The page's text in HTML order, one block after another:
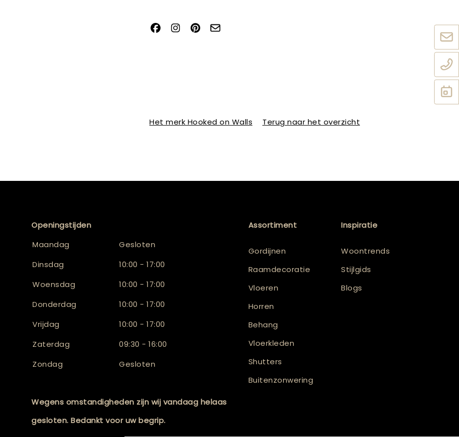
Het merk Hooked on Walls Terug naar het overzicht
Openingstijden
Maandag
Gesloten
Dinsdag
10:00 - 17:00
Woensdag
10:00 - 17:00
Donderdag
10:00 - 17:00
Vrijdag
10:00 - 17:00
Zaterdag
09:30 - 16:00
Zondag
Gesloten
Wegens omstandigheden zijn wij vandaag helaas
gesloten. Bedankt voor uw begrip.
Assortiment
Gordijnen
Raamdecoratie
Vloeren
Horren
Behang
Vloerkleden
Shutters
Buitenzonwering
Inspiratie
Woontrends
Stijlgids
Blogs